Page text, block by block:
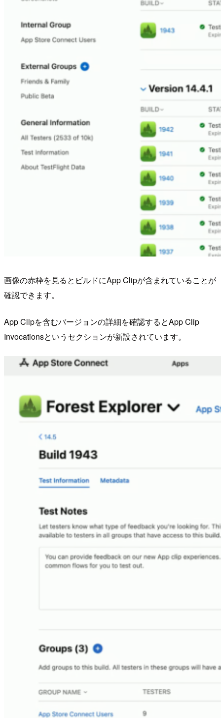
画像の赤枠を見るとビルドにApp Clipが含まれていることが
確認できます。
App Clipを含むバージョンの詳細を確認するとApp Clip
Invocationsというセクションが新設されています。